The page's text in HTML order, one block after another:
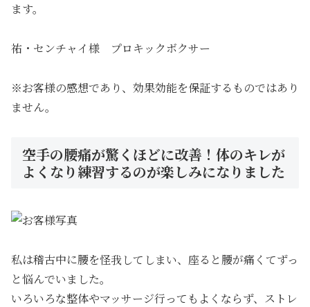
ます。
祐・センチャイ様 プロキックボクサー
※お客様の感想であり、効果効能を保証するものではあり
ません。
空手の腰痛が驚くほどに改善！体のキレが
よくなり練習するのが楽しみになりました
私は稽古中に腰を怪我してしまい、座ると腰が痛くてずっ
と悩んでいました。
いろいろな整体やマッサージ行ってもよくならず、ストレ